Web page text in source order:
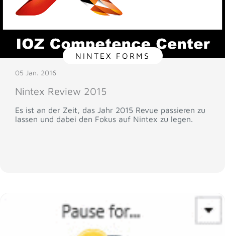
NINTEX FORMS
05 Jan. 2016
Nintex Review 2015
Es ist an der Zeit, das Jahr 2015 Revue passieren zu
lassen und dabei den Fokus auf Nintex zu legen.